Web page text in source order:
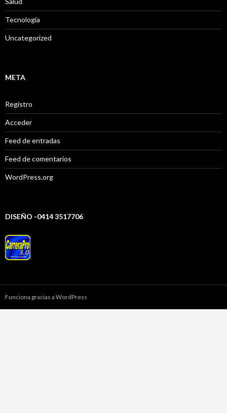
Tecnología
Uncategorized
META
Registro
Acceder
Feed de entradas
Feed de comentarios
WordPress.org
DISEÑO -0414 3517706
Funciona gracias a WordPress